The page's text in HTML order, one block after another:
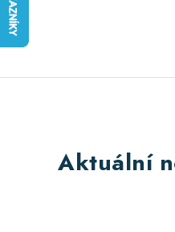
Aktuální